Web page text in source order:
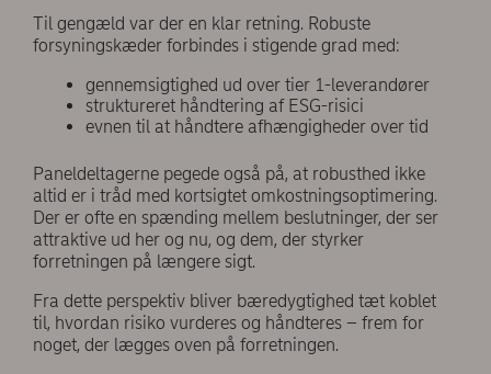
Til gengæld var der en klar retning. Robuste
forsyningskæder forbindes i stigende grad med:
gennemsigtighed ud over tier 1-leverandører
struktureret håndtering af ESG-risici
evnen til at håndtere afhængigheder over tid
Paneldeltagerne pegede også på, at robusthed ikke
altid er i tråd med kortsigtet omkostningsoptimering.
Der er ofte en spænding mellem beslutninger, der ser
attraktive ud her og nu, og dem, der styrker
forretningen på længere sigt.
Fra dette perspektiv bliver bæredygtighed tæt koblet
til, hvordan risiko vurderes og håndteres – frem for
noget, der lægges oven på forretningen.